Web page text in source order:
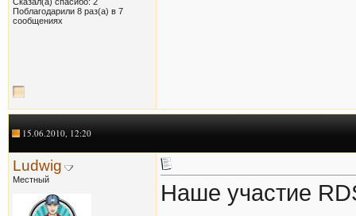
Поблагодарили 8 раз(а) в 7
сообщениях
15.06.2010, 12:20
Ludwig
Местный
Наше участие